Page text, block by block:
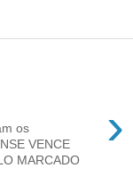
›
os
VENCE
MARCADO